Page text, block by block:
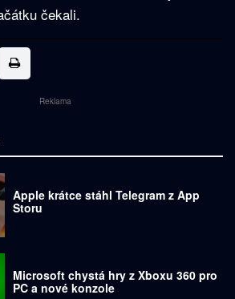
čekali.
Reklama
Apple krátce stáhl Telegram z App
Storu
Microsoft chystá hry z Xboxu 360 pro
PC a nové konzole